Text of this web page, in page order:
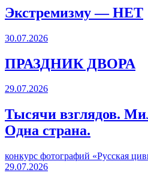
Экстремизму — НЕТ
30.07.2026
ПРАЗДНИК ДВОРА️
29.07.2026
Тысячи взглядов.
Одна страна.
конкурс фотографий «Русская
29.07.2026